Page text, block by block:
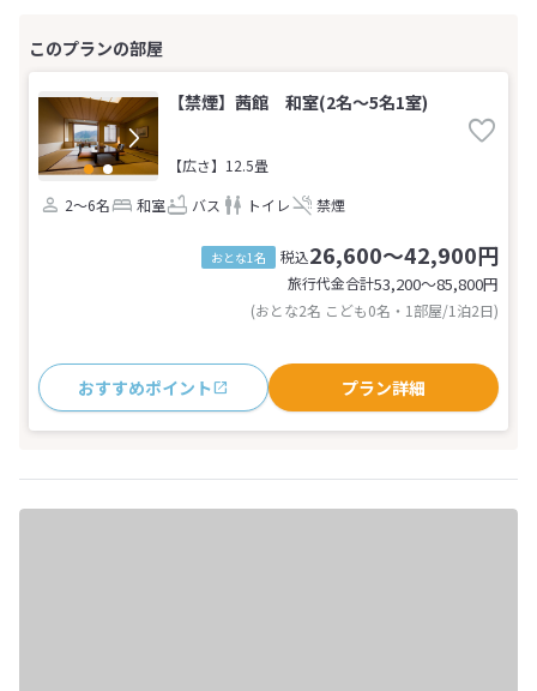
【禁煙】茜館 和室(2名～5名1室)
【広さ】12.5畳
2～6名
和室 バス トイレ 禁煙
おとな1名 税込26,600～42,900円
旅行代金合計53,200〜85,800円
(おとな2名 こども0名・1部屋/1泊2日)
おすすめポイント プラン詳細